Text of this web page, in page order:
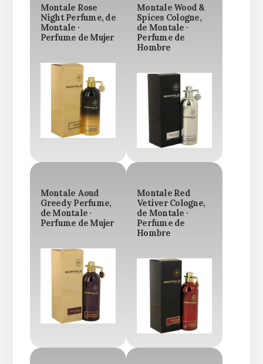
Montale Rose
Night Perfume, de
Montale ·
Perfume de Mujer
Montale Wood &
Spices Cologne,
de Montale ·
Perfume de
Hombre
Montale Aoud
Greedy Perfume,
de Montale ·
Perfume de Mujer
Montale Red
Vetiver Cologne,
de Montale ·
Perfume de
Hombre